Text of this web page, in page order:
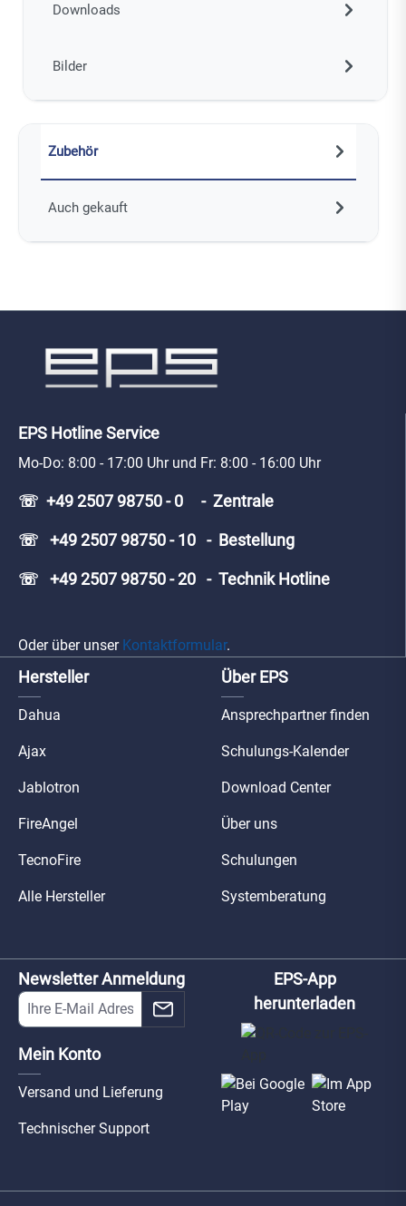
Downloads
Bilder
Zubehör
Auch gekauft
EPS Hotline Service
Mo-Do: 8:00 - 17:00 Uhr und Fr: 8:00 - 16:00 Uhr
☏ +49 2507 98750 - 0 - Zentrale
☏ +49 2507 98750 - 10 - Bestellung
☏ +49 2507 98750 - 20 - Technik Hotline
Oder über unser Kontaktformular.
Hersteller
Dahua
Ajax
Jablotron
FireAngel
TecnoFire
Alle Hersteller
Über EPS
Ansprechpartner finden
Schulungs-Kalender
Download Center
Über uns
Schulungen
Systemberatung
Newsletter Anmeldung
Mein Konto
Versand und Lieferung
Technischer Support
EPS-App
herunterladen